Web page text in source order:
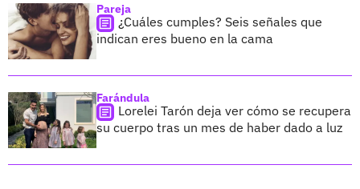
Pareja
¿Cuáles cumples? Seis señales que
indican eres bueno en la cama
Farándula
Lorelei Tarón deja ver cómo se recupera
su cuerpo tras un mes de haber dado a luz